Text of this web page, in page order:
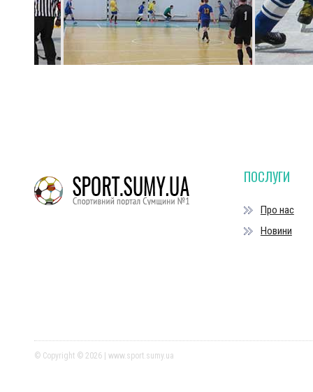
ПОСЛУГИ
Про нас
Новини
© Copyright © 2026 | www.sport.sumy.ua